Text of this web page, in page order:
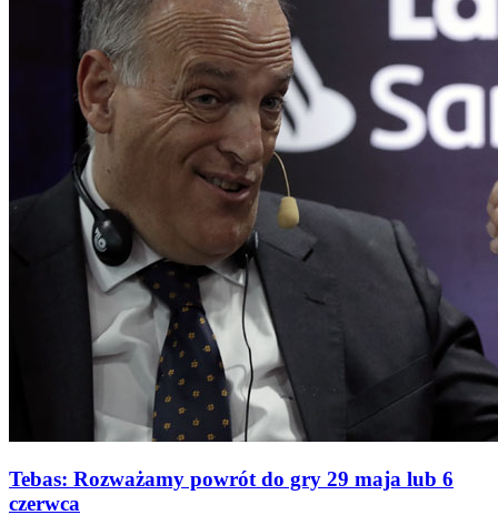
Tebas: Rozważamy powrót do gry 29 maja lub 6
czerwca